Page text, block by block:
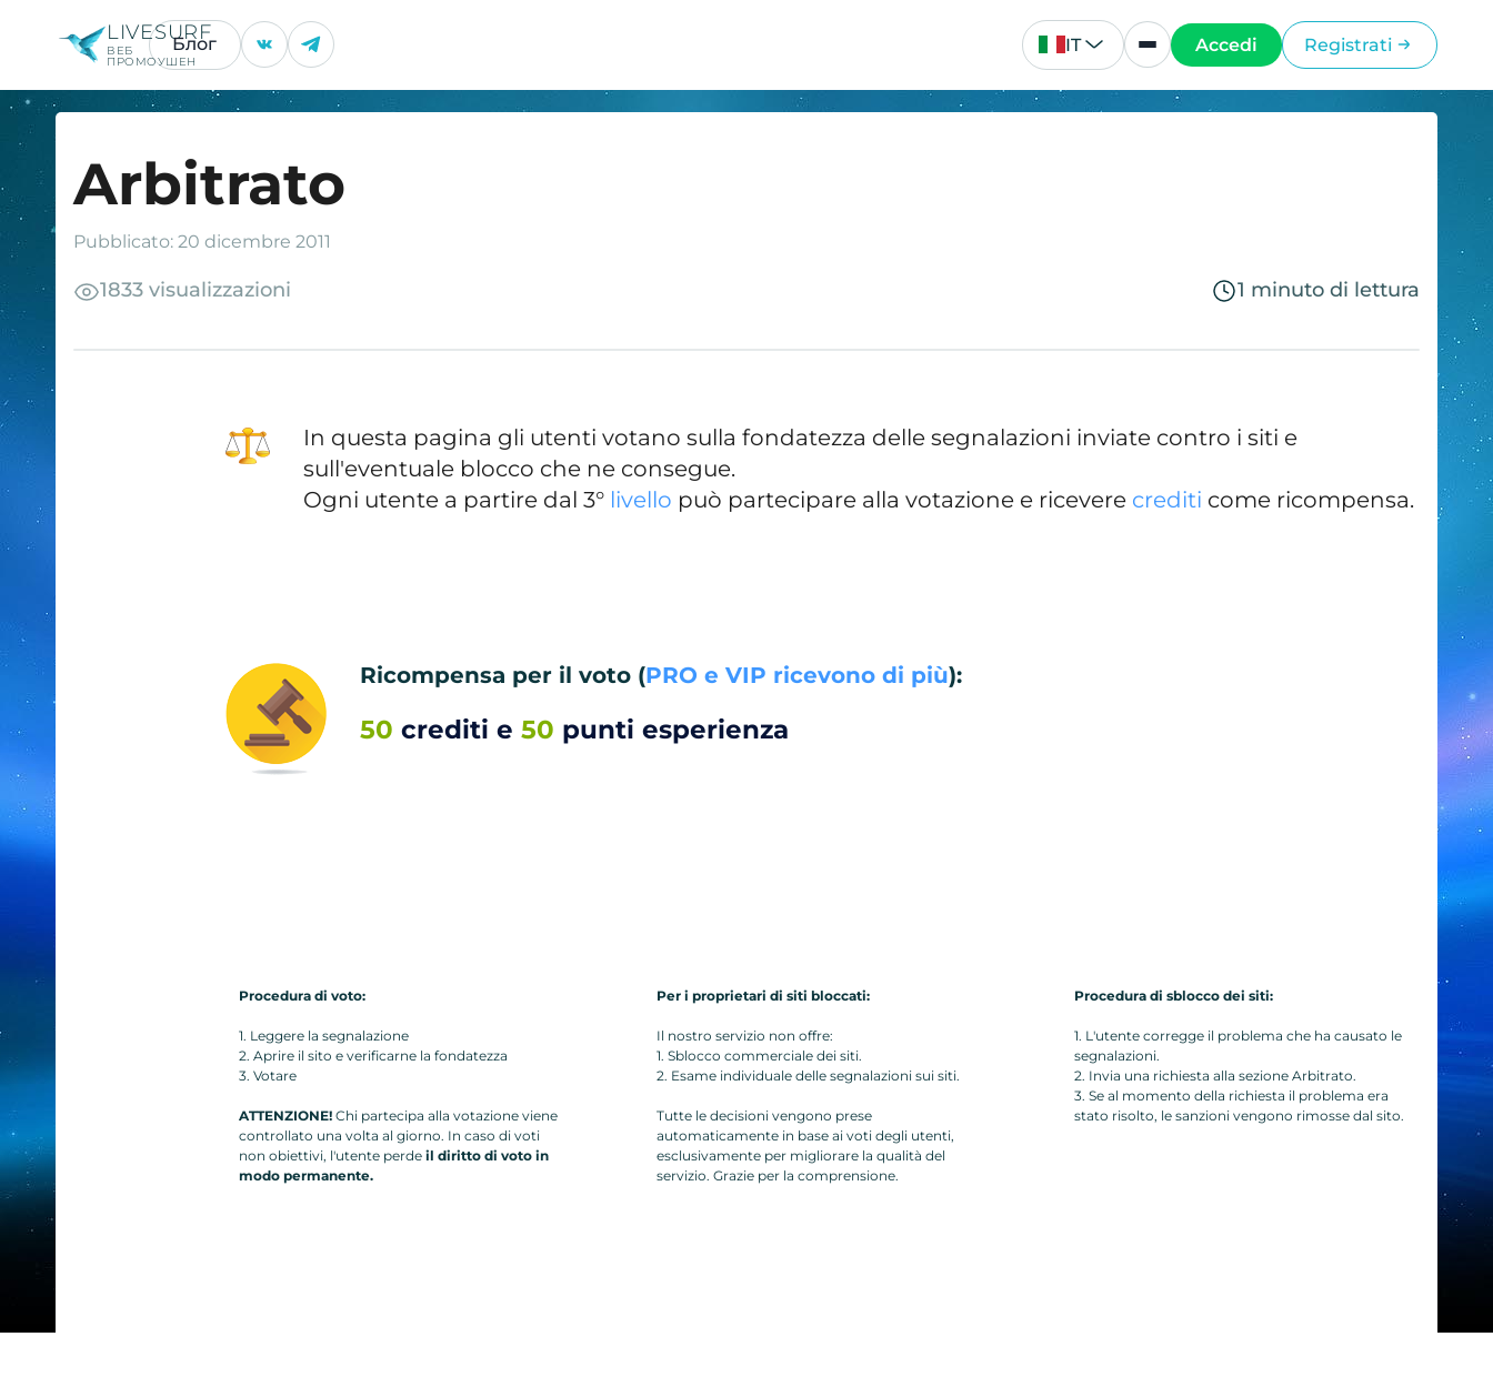
LIVESURF
ВЕБ
ПРОМОУШЕН
Блог IT Accedi Registrati
Arbitrato
Pubblicato: 20 dicembre 2011
1833 visualizzazioni 1 minuto di lettura
In questa pagina gli utenti votano sulla fondatezza delle segnalazioni inviate contro i siti e
sull'eventuale blocco che ne consegue.
Ogni utente a partire dal 3° livello può partecipare alla votazione e ricevere crediti come ricompensa.
Ricompensa per il voto (PRO e VIP ricevono di più):
50 crediti e50 punti esperienza
Procedura di voto:
1. Leggere la segnalazione
2. Aprire il sito e verificarne la fondatezza
3. Votare
ATTENZIONE! Chi partecipa alla votazione viene
controllato una volta al giorno. In caso di voti
non obiettivi, l'utente perdeil diritto di voto in
modo permanente.
Per i proprietari di siti bloccati:
Il nostro servizio non offre:
1. Sblocco commerciale dei siti.
2. Esame individuale delle segnalazioni sui siti.
Tutte le decisioni vengono prese
automaticamente in base ai voti degli utenti,
esclusivamente per migliorare la qualità del
servizio. Grazie per la comprensione.
Procedura di sblocco dei siti:
1. L'utente corregge il problema che ha causato le
segnalazioni.
2. Invia una richiesta alla sezione Arbitrato.
3. Se al momento della richiesta il problema era
stato risolto, le sanzioni vengono rimosse dal sito.